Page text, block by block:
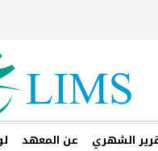
الشهري عن المعهد